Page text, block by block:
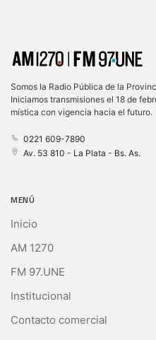
Somos la Radio Pública de la
Iniciamos transmisiones el 18 de
mística con vigencia hacia el futuro.
0221 609-7890
Av. 53 810 - La Plata - Bs. As.
MENÚ
Inicio
AM 1270
FM 97.UNE
Institucional
Contacto comercial